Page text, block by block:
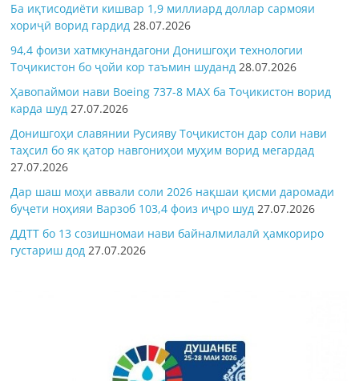
Ба иқтисодиёти кишвар 1,9 миллиард доллар сармояи
хориҷӣ ворид гардид 28.07.2026
94,4 фоизи хатмкунандагони Донишгоҳи технологии
Тоҷикистон бо ҷойи кор таъмин шуданд 28.07.2026
Ҳавопаймои нави Boeing 737-8 MAX ба Тоҷикистон ворид
карда шуд 27.07.2026
Донишгоҳи славянии Русияву Тоҷикистон дар соли нави
таҳсил бо як қатор навгониҳои муҳим ворид мегардад
27.07.2026
Дар шаш моҳи аввали соли 2026 нақшаи қисми даромади
буҷети ноҳияи Варзоб 103,4 фоиз иҷро шуд 27.07.2026
ДДТТ бо 13 созишномаи нави байналмилалӣ ҳамкориро
густариш дод 27.07.2026